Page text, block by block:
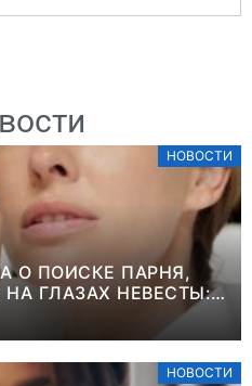
НОВОСТИ
О ПОИСКЕ ПАРНЯ,
ГЛАЗАХ НЕВЕСТЫ:
НА СЕБЯ”
НОВОСТИ